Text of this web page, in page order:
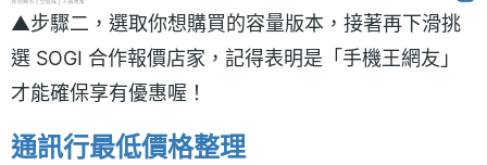
▲步驟二，選取你想購買的容量版本，接著再下滑挑
選 SOGI 合作報價店家，記得表明是「手機王網友」
才能確保享有優惠喔！
通訊行最低價格整理